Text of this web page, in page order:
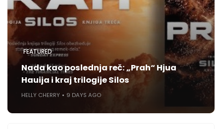
FEATURED
Nada kao poslednja reč: „Prah“ Hjua
Hauija i kraj trilogije Silos
HELLY CHERRY 9 DAYS AGO